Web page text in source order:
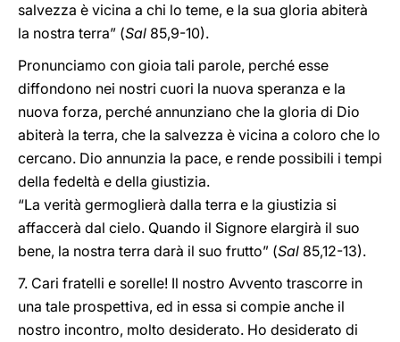
salvezza è vicina a chi lo teme, e la sua gloria abiterà
la nostra terra” (Sal 85,9-10).
Pronunciamo con gioia tali parole, perché esse
diffondono nei nostri cuori la nuova speranza e la
nuova forza, perché annunziano che la gloria di Dio
abiterà la terra, che la salvezza è vicina a coloro che lo
cercano. Dio annunzia la pace, e rende possibili i tempi
della fedeltà e della giustizia.
“La verità germoglierà dalla terra e la giustizia si
affaccerà dal cielo. Quando il Signore elargirà il suo
bene, la nostra terra darà il suo frutto” (Sal 85,12-13).
7. Cari fratelli e sorelle! Il nostro Avvento trascorre in
una tale prospettiva, ed in essa si compie anche il
nostro incontro, molto desiderato. Ho desiderato di